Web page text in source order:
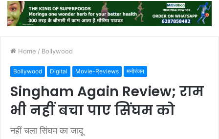
Home / Bollywood
Bollywood Digital Movie-Reviews मनोरंजन
Singham Again Review; राम
भी नहीं बचा पाए सिंघम को
नहीं चला सिंघम का जादू